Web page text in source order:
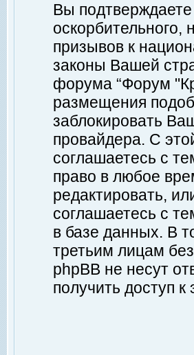
Вы
оскорбительного,
призывов к
законы Вашей
форума “Форум
размещения
заблокировать
провайдера. С
соглашаетесь с
право в любое
редактировать,
соглашаетесь с
в базе данных. В
третьим лицам
phpBB не несут
получить доступ